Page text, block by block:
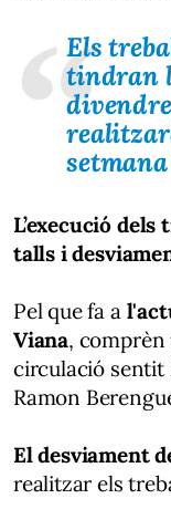
Els
tindran
L’execució
talls i
Pel que fa a
Viana, comprèn
circulació sentit
Ramon
El desviament
realitzar els